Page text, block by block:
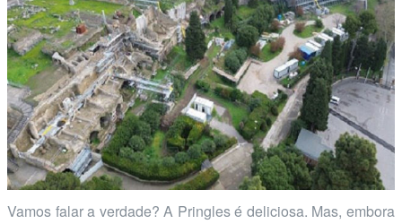
Vamos falar a verdade? A Pringles é deliciosa. Mas, embora